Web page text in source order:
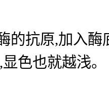
的抗原,加入
色也就越浅。